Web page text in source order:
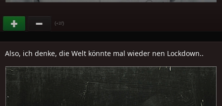
(+37)
Also, ich denke, die Welt könnte mal wieder nen Lockdown..